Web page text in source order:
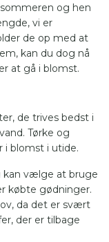
og hen
vi er
de op med at
kan du dog nå
at gå i blomst.
de trives bedst i
Tørke og
i blomst i utide.
kan vælge at bruge
købte gødninger.
da det er svært
der er tilbage